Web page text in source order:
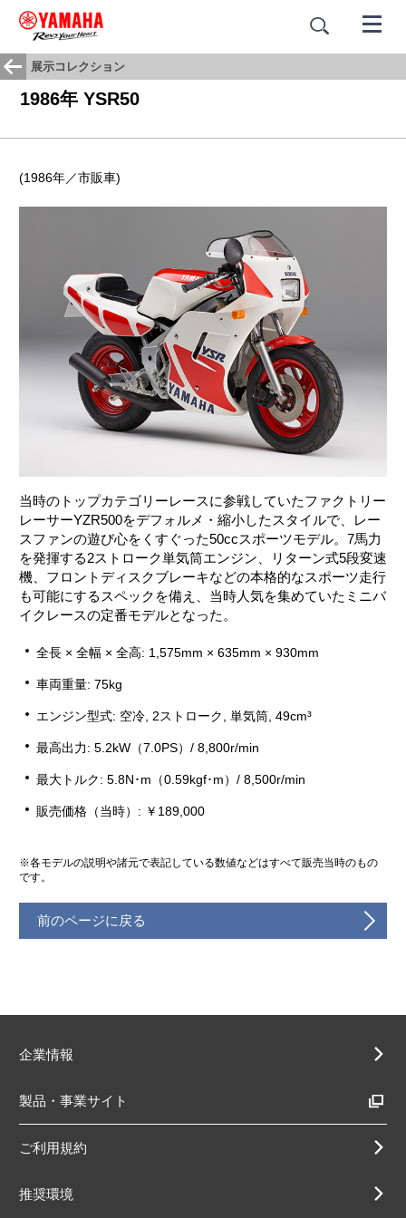
展示コレクション
1986年 YSR50
(1986年／市販車)
当時のトップカテゴリーレースに参戦していたファクトリー
レーサーYZR500をデフォルメ・縮小したスタイルで、レー
スファンの遊び心をくすぐった50ccスポーツモデル。7馬力
を発揮する2ストローク単気筒エンジン、リターン式5段変速
機、フロントディスクブレーキなどの本格的なスポーツ走行
も可能にするスペックを備え、当時人気を集めていたミニバ
イクレースの定番モデルとなった。
全長 × 全幅 × 全高: 1,575mm × 635mm × 930mm
車両重量: 75kg
エンジン型式: 空冷, 2ストローク, 単気筒, 49cm³
最高出力: 5.2kW（7.0PS）/ 8,800r/min
最大トルク: 5.8N･m（0.59kgf･m）/ 8,500r/min
販売価格（当時）: ￥189,000
※各モデルの説明や諸元で表記している数値などはすべて販売当時のもの
です。
前のページに戻る
企業情報
製品・事業サイト
ご利用規約
推奨環境